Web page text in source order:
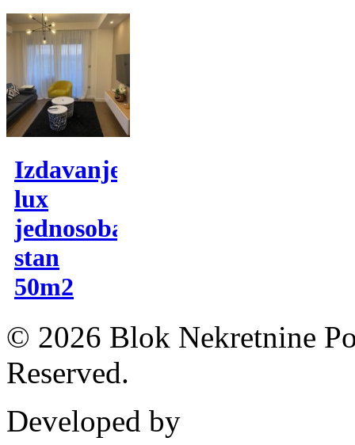
Izdavanje,
lux
jednosoban
stan
50m2
© 2026 Blok Nekretnine
Reserved.
Developed by